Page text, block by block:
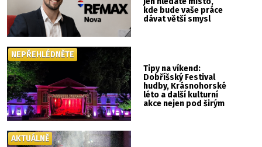
kde bude vaše práce
dávat větší smysl
Tipy na víkend:
Dobříšský Festival
hudby, Krásnohorské
léto a další kulturní
akce nejen pod širým
NEPŘEHLÉDNĚTE
AKTUÁLNĚ